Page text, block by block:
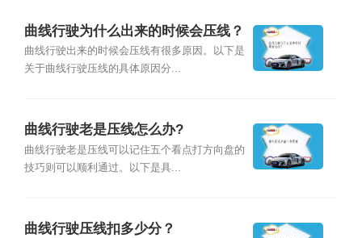
曲线行驶为什么出来的时候会压线？
曲线行驶出来的时候会压线有很多原因。以下是
关于曲线行驶压线的具体原因分...
曲线行驶老是压线怎么办?
曲线行驶老是压线可以记住五个看点打方向盘的
技巧则可以顺利通过。以下是具...
曲线行驶压线扣多少分？